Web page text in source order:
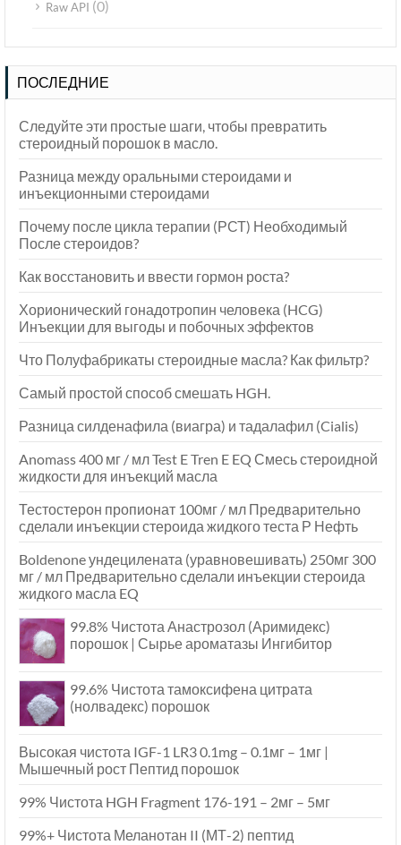
Raw API (0)
ПОСЛЕДНИЕ
Следуйте эти простые шаги, чтобы превратить
стероидный порошок в масло.
Разница между оральными стероидами и
инъекционными стероидами
Почему после цикла терапии (РСТ) Необходимый
После стероидов?
Как восстановить и ввести гормон роста?
Хорионический гонадотропин человека (HCG)
Инъекции для выгоды и побочных эффектов
Что Полуфабрикаты стероидные масла? Как фильтр?
Самый простой способ смешать HGH.
Разница силденафила (виагра) и тадалафил (Cialis)
Anomass 400 мг / мл Test E Tren E EQ Смесь стероидной
жидкости для инъекций масла
Тестостерон пропионат 100мг / мл Предварительно
сделали инъекции стероида жидкого теста Р Нефть
Boldenone ундецилената (уравновешивать) 250мг 300
мг / мл Предварительно сделали инъекции стероида
жидкого масла EQ
99.8% Чистота Анастрозол (Аримидекс)
порошок | Сырье ароматазы Ингибитор
99.6% Чистота тамоксифена цитрата
(нолвадекс) порошок
Высокая чистота IGF-1 LR3 0.1mg – 0.1мг – 1мг |
Мышечный рост Пептид порошок
99% Чистота HGH Fragment 176-191 – 2мг – 5мг
99%+ Чистота Меланотан II (МТ-2) пептид